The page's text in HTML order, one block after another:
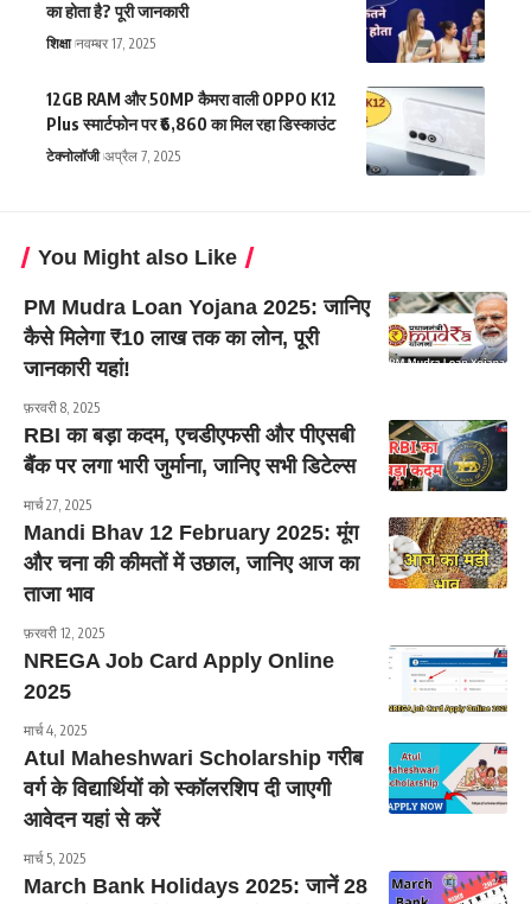
का होता है? पूरी जानकारी
शिक्षा नवम्बर 17, 2025
12GB RAM और 50MP कैमरा वाली OPPO K12
Plus स्मार्टफोन पर ₹6,860 का मिल रहा डिस्काउंट
टेक्नोलॉजी अप्रैल 7, 2025
You Might also Like
PM Mudra Loan Yojana 2025: जानिए
कैसे मिलेगा ₹10 लाख तक का लोन, पूरी
जानकारी यहां!
फ़रवरी 8, 2025
RBI का बड़ा कदम, एचडीएफसी और पीएसबी
बैंक पर लगा भारी जुर्माना, जानिए सभी डिटेल्स
मार्च 27, 2025
Mandi Bhav 12 February 2025: मूंग
और चना की कीमतों में उछाल, जानिए आज का
ताजा भाव
फ़रवरी 12, 2025
NREGA Job Card Apply Online
2025
मार्च 4, 2025
Atul Maheshwari Scholarship गरीब
वर्ग के विद्यार्थियों को स्कॉलरशिप दी जाएगी
आवेदन यहां से करें
मार्च 5, 2025
March Bank Holidays 2025: जानें 28